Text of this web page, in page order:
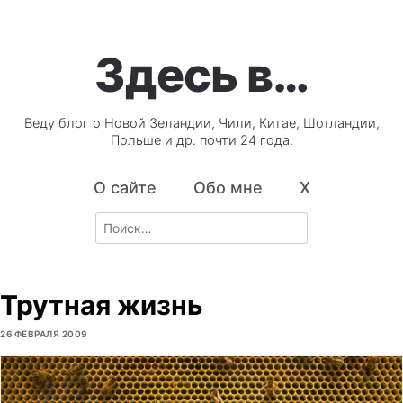
Здесь в…
Веду блог о Новой Зеландии, Чили, Китае, Шотландии,
Польше и др. почти 24 года.
О сайте Обо мне X
Search
for:
Трутная жизнь
26 ФЕВРАЛЯ 2009